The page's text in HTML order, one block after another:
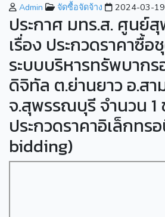
Admin จัดซื้อจัดจ้าง 2024-03-
ประกาศ มทร.ส. ศูนย์
เรื่อง ประกวดราคาซื้
ระบบบริหารทรัพบาก
ดิจิทัล ต.ย่านยาว อ.สา
จ.สุพรรณบุรี จำนวน 1
ประกวดราคาอิเล็กทร
bidding)